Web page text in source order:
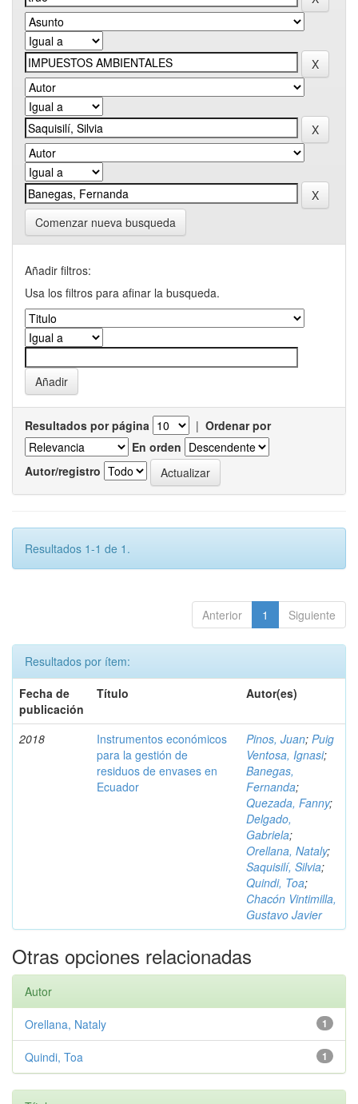
Comenzar nueva busqueda
Añadir filtros:
Usa los filtros para afinar la busqueda.
Resultados por página | Ordenar por
En orden
Autor/registro
Resultados 1-1 de 1.
Anterior 1 Siguiente
Resultados por ítem:
Fecha de
publicación
Título Autor(es)
2018
Instrumentos económicos
para la gestión de
residuos de envases en
Ecuador
Pinos, Juan; Puig
Ventosa, Ignasi;
Banegas,
Fernanda;
Quezada, Fanny;
Delgado,
Gabriela;
Orellana, Nataly;
Saquisilí, Silvia;
Quindi, Toa;
Chacón Vintimilla,
Gustavo Javier
Otras opciones relacionadas
Autor
1
Orellana, Nataly
1
Quindi, Toa